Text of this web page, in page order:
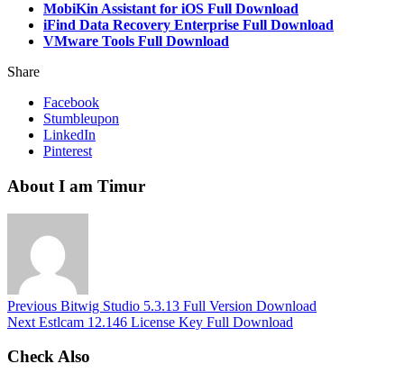
MobiKin Assistant for iOS Full Download
iFind Data Recovery Enterprise Full Download
VMware Tools Full Download
Share
Facebook
Stumbleupon
LinkedIn
Pinterest
About I am Timur
Previous Bitwig Studio 5.3.13 Full Version Download
Next Estlcam 12.146 License Key Full Download
Check Also